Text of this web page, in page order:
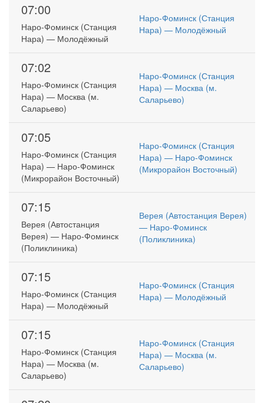
07:00
Наро-Фоминск (Станция
Нара) — Молодёжный
Наро-Фоминск (Станция
Нара) — Молодёжный
07:02
Наро-Фоминск (Станция
Нара) — Москва (м.
Саларьево)
Наро-Фоминск (Станция
Нара) — Москва (м.
Саларьево)
07:05
Наро-Фоминск (Станция
Нара) — Наро-Фоминск
(Микрорайон Восточный)
Наро-Фоминск (Станция
Нара) — Наро-Фоминск
(Микрорайон Восточный)
07:15
Верея (Автостанция
Верея) — Наро-Фоминск
(Поликлиника)
Верея (Автостанция Верея)
— Наро-Фоминск
(Поликлиника)
07:15
Наро-Фоминск (Станция
Нара) — Молодёжный
Наро-Фоминск (Станция
Нара) — Молодёжный
07:15
Наро-Фоминск (Станция
Нара) — Москва (м.
Саларьево)
Наро-Фоминск (Станция
Нара) — Москва (м.
Саларьево)